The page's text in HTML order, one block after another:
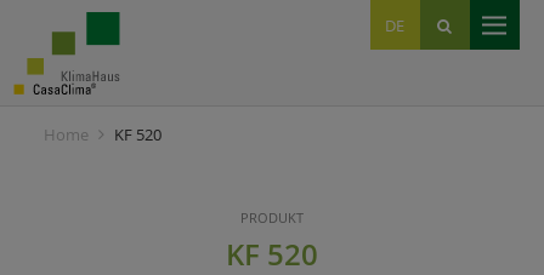
DE
IT
EN
Home KF 520
PRODUKT
KF 520